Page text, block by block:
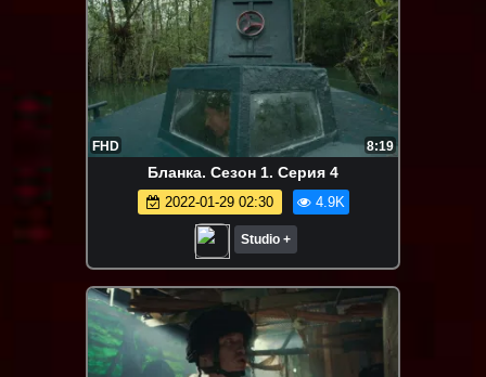
FHD 8:19
Бланка. Сезон 1. Серия 4
2022-01-29 02:30 4.9K
Studio +